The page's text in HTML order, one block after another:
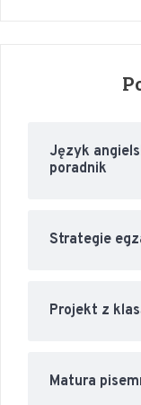
Język
poradnik
Strategie
Projekt z
Matura